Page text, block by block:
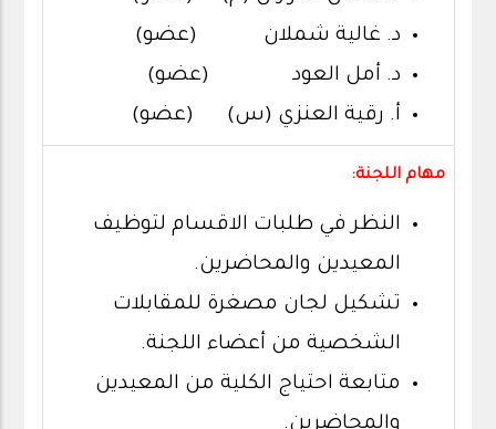
د. غالية شملان (عضو)
د. أمل العود (عضو)
أ. رقية العنزي (س) (عضو)
مهام اللجنة:
النظر في طلبات الاقسام لتوظيف
المعيدين والمحاضرين.
تشكيل لجان مصغرة للمقابلات
الشخصية من أعضاء اللجنة.
متابعة احتياج الكلية من المعيدين